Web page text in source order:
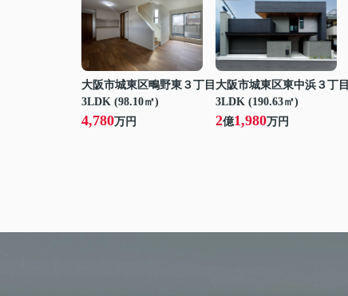
大阪市城東区鴫野東３丁目
3LDK (98.10㎡)
4,780万円
大阪市城東区東中浜３丁目
3LDK (190.63㎡)
2億1,980万円